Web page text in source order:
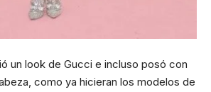
un look de Gucci e incluso posó con
como ya hicieran los modelos de